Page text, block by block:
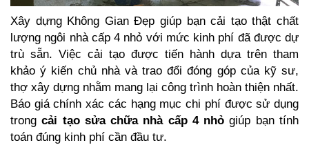
Xây dựng Không Gian Đẹp giúp bạn cải tạo thật chất
lượng ngôi nhà cấp 4 nhỏ với mức kinh phí đã được dự
trù sẵn. Việc cải tạo được tiến hành dựa trên tham
khảo ý kiến chủ nhà và trao đổi đóng góp của kỹ sư,
thợ xây dựng nhằm mang lại công trình hoàn thiện nhất.
Báo giá chính xác các hạng mục chi phí được sử dụng
trongcải tạo sửa chữa nhà cấp 4 nhỏ giúp bạn tính
toán đúng kinh phí cần đầu tư.